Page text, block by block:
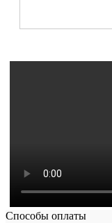
Способы оплаты